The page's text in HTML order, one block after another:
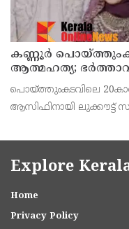
കണ്ണൂർ
ആത്മഹത്യ;
പൊയ്ത്തുംകടവിലെ
ആസിഫിനായി ലുക്കൗട്ട്
കടന്നതായാണ് സംശയം.
Explore
Home
Privacy Policy